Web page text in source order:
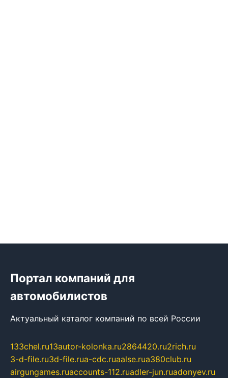
Портал компаний для
автомобилистов
Актуальный каталог компаний по всей России
133chel.ru13autor-kolonka.ru2864420.ru2rich.ru
3-d-file.ru3d-file.rua-cdc.ruaalse.rua380club.ru
airgungames.ruaccounts-112.ruadler-jun.ruadonyev.ru